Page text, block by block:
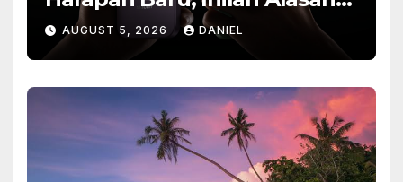
Banyak Orang Menantikan
Ponsel Flagship Ini
AUGUST 5, 2026 DANIEL